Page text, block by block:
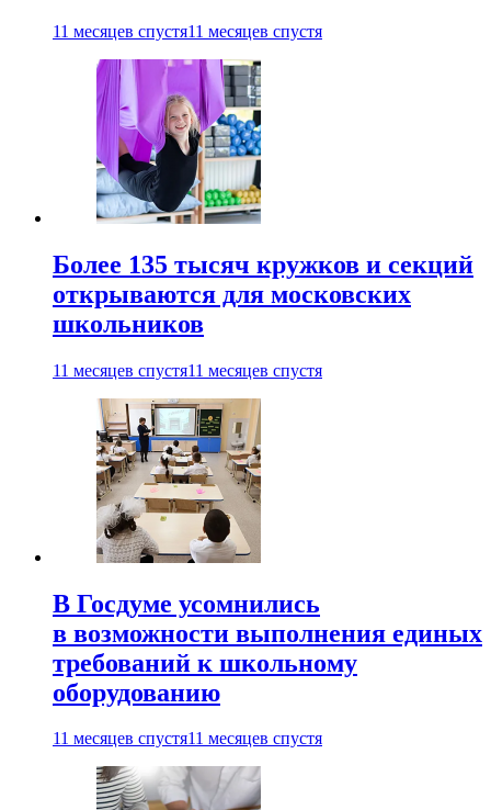
11 месяцев спустя11 месяцев спустя
Более 135 тысяч кружков и секций
открываются для московских
школьников
11 месяцев спустя11 месяцев спустя
В Госдуме усомнились
в возможности выполнения единых
требований к школьному
оборудованию
11 месяцев спустя11 месяцев спустя